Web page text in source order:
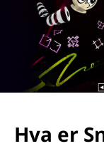
o
Hva er